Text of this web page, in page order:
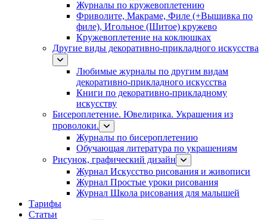
Журналы по кружевоплетению
Фриволите, Макраме, Филе (+Вышивка по
филе), Игольное (Шитое) кружево
Кружевоплетение на коклюшках
Другие виды декоративно-прикладного искусства
Любимые журналы по другим видам
декоративно-прикладного искусства
Книги по декоративно-прикладному
искусству
Бисероплетение. Ювелирика. Украшения из
проволоки.
Журналы по бисероплетению
Обучающая литература по украшениям
Рисунок, графический дизайн
Журнал Искусство рисования и живописи
Журнал Простые уроки рисования
Журнал Школа рисования для малышей
Тарифы
Статьи